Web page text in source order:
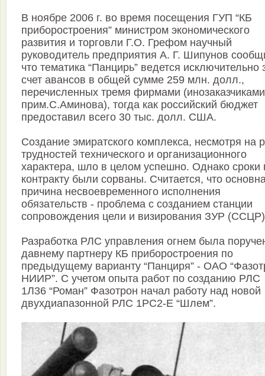
В ноябре 2006 г. во время посещения ГУП “КБ
приборостроения” министром экономического
развития и торговли Г.О. Грефом научный
руководитель предприятия А. Г. Шипунов
что тематика “Панцирь” ведется исключительно
счет авансов в общей сумме 259 млн. долл.,
перечисленных тремя фирмами
прим.С.Аминова), тогда как российский бюджет
предоставил всего 30 тыс. долл. США.
Создание эмиратского комплекса, несмотря на
трудностей технического и организационного
характера, шло в целом успешно. Однако сроки
контракту были сорваны. Считается, что
причина несвоевременного исполнения
обязательств - проблема с созданием станции
сопровождения цели и визирования ЗУР
Разработка РЛС управления огнем была
давнему партнеру КБ приборостроения по
предыдущему варианту “Панциря” - ОАО
НИИР”. С учетом опыта работ по созданию РЛС
1Л36 “Роман” Фазотрон начал работу над новой
двухдиапазонной РЛС 1РС2-Е “Шлем”.